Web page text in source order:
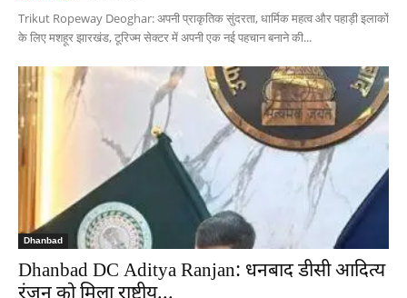
Trikut Ropeway Deoghar: अपनी प्राकृतिक सुंदरता, धार्मिक महत्व और पहाड़ी इलाकों
के लिए मशहूर झारखंड, टूरिज्म सेक्टर में अपनी एक नई पहचान बनाने की...
Dhanbad
Dhanbad DC Aditya Ranjan: धनबाद डीसी आदित्य